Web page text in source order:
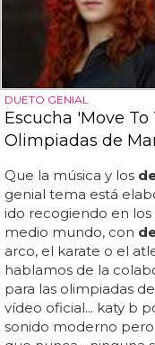
DUETO GENIAL
Escucha 'Move
Olimpiadas de
Que la música y los
genial tema está
ido recogiendo en
medio mundo, con
arco, el karate o el
hablamos de la
para las olimpiadas
vídeo oficial... katy b
sonido moderno pero